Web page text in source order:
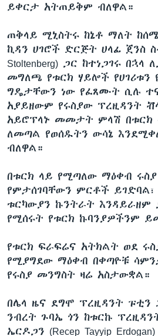
ይቀርታ አትጠይቅም ብለዋል።
ጠቅላይ ሚኒስትሩ ከኔቶ ማለት
ኪዳን ሀገሮች ድርጅት ሀላፊ ጀንስ
Stoltenberg) ጋር ከተነጋገሩ
መግለጫ የቱርክ ሃይሎች የሀገሪቱን
ግዴታቸውን ነው የፈጸሙት ሲሉ
አያይዘውም የሩስያው ፕረዚዳንት
አይሮፕላኑ መመታት ምላሽ በቱርክ
ለመጣል የወሰዱትን ውሳኔ
ብለዋል።
በቱርክ ላይ የሚጣለው ማዕቀብ ሩስያ
የምታሰገባቸውን ምርቶች ይገድባል፣
ቱርካውያን ኩንትራት እንዳይራዘም
የሚሰሩት የቱርክ ኩባንያዎችንም
የቱርክ ፍራፍሬና አትክልት ወደ
የሚያግደው ማዕቀብ በቀጣዮቹ
የሩስያ መንግስት ዛሬ አስታውቋል።
በሌላ ዜና ደግሞ ፕረዚዳንት ፑቲን
ንብረት ጉባኤ ጎን ከቱርኩ
ኤርዶጋን (Recep Tayyip